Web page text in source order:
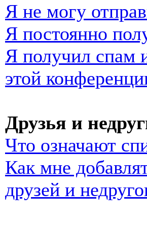
Я не могу
Я постоянно
Я получил спам
этой
Друзья и
Что означают
Как мне
друзей и